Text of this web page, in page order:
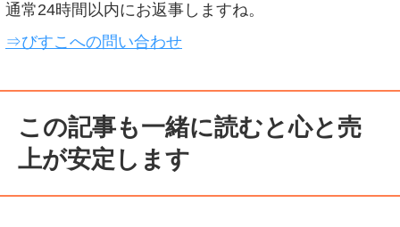
通常24時間以内にお返事しますね。
⇒びすこへの問い合わせ
この記事も一緒に読むと心と売
上が安定します